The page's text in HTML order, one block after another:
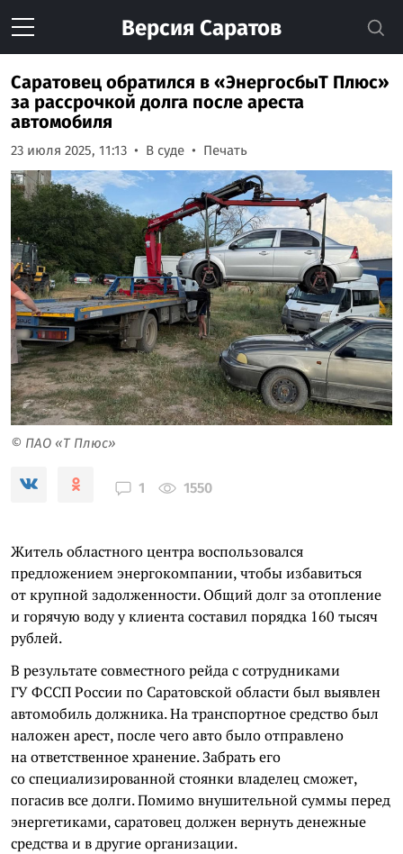
Версия Саратов
Саратовец обратился в «ЭнергосбыТ Плюс»
за рассрочкой долга после ареста
автомобиля
23 июля 2025, 11:13 В суде Печать
© ПАО «Т Плюс»
1 1550
Житель областного центра воспользовался
предложением энергокомпании, чтобы избавиться
от крупной задолженности. Общий долг за отопление
и горячую воду у клиента составил порядка 160 тысяч
рублей.
В результате совместного рейда с сотрудниками
ГУ ФССП России по Саратовской области был выявлен
автомобиль должника. На транспортное средство был
наложен арест, после чего авто было отправлено
на ответственное хранение. Забрать его
со специализированной стоянки владелец сможет,
погасив все долги. Помимо внушительной суммы перед
энергетиками, саратовец должен вернуть денежные
средства и в другие организации.